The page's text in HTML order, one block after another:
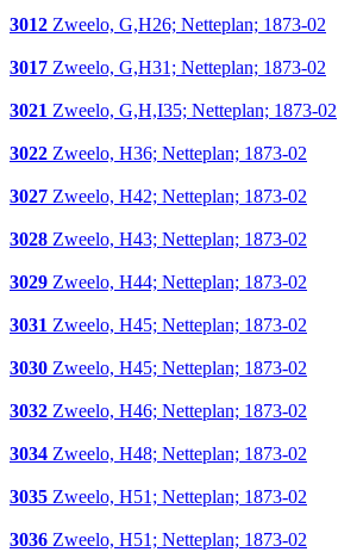
3012 Zweelo, G,H26; Netteplan; 1873-02
3017 Zweelo, G,H31; Netteplan; 1873-02
3021 Zweelo, G,H,I35; Netteplan; 1873-02
3022 Zweelo, H36; Netteplan; 1873-02
3027 Zweelo, H42; Netteplan; 1873-02
3028 Zweelo, H43; Netteplan; 1873-02
3029 Zweelo, H44; Netteplan; 1873-02
3031 Zweelo, H45; Netteplan; 1873-02
3030 Zweelo, H45; Netteplan; 1873-02
3032 Zweelo, H46; Netteplan; 1873-02
3034 Zweelo, H48; Netteplan; 1873-02
3035 Zweelo, H51; Netteplan; 1873-02
3036 Zweelo, H51; Netteplan; 1873-02